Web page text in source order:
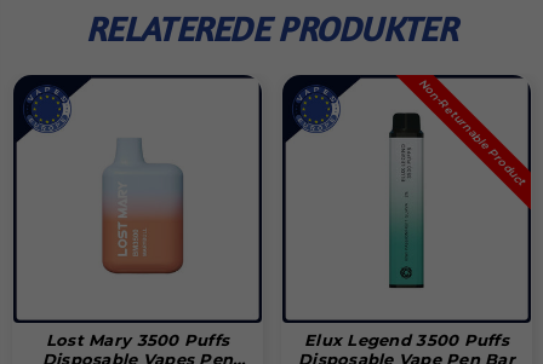
RELATEREDE PRODUKTER
Lost Mary 3500 Puffs
Disposable Vapes Pen
Non-Returnable Product
Elux Legend 3500 Puffs
Disposable Vape Pen Bar